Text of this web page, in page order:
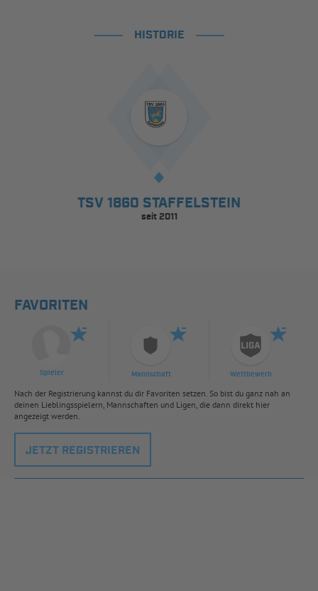
HISTORIE
TSV 1860 STAFFELSTEIN
seit 2011
FAVORITEN
Spieler Mannschaft Wettbewerb
Nach der Registrierung kannst du dir Favoriten setzen. So bist du ganz nah an
deinen Lieblingsspielern, Mannschaften und Ligen, die dann direkt hier
angezeigt werden.
JETZT REGISTRIEREN